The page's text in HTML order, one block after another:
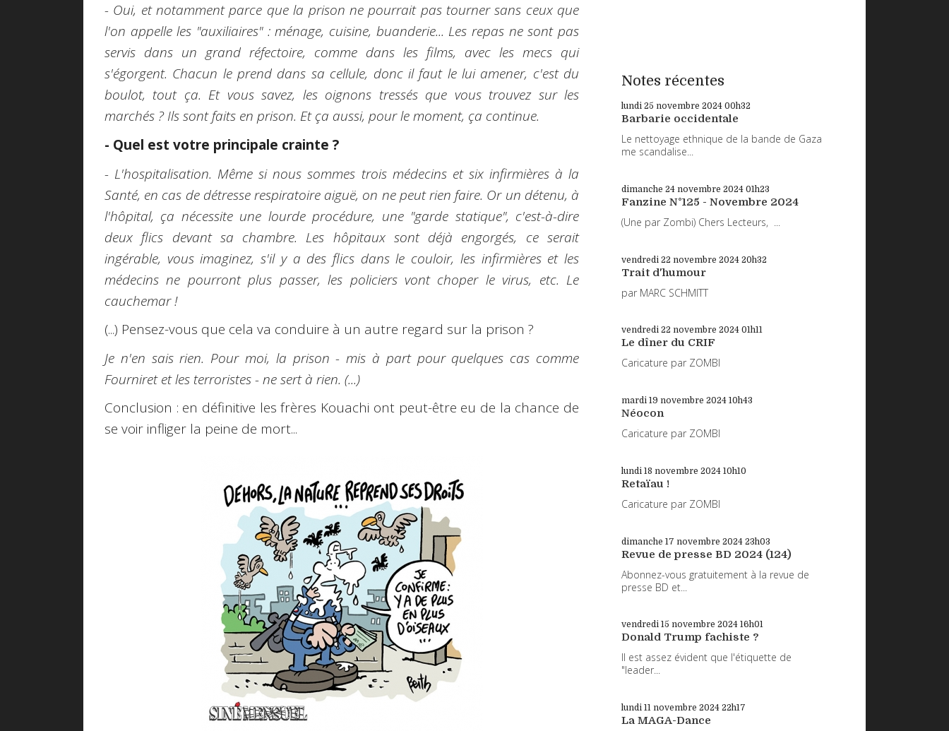
- Oui, et notamment parce que la prison ne pourrait pas tourner sans ceux que
l'on appelle les "auxiliaires" : ménage, cuisine, buanderie... Les repas ne sont pas
servis dans un grand réfectoire, comme dans les films, avec les mecs qui
s'égorgent. Chacun le prend dans sa cellule, donc il faut le lui amener, c'est du
boulot, tout ça. Et vous savez, les oignons tressés que vous trouvez sur les
marchés ? Ils sont faits en prison. Et ça aussi, pour le moment, ça continue.
- Quel est votre principale crainte ?
- L'hospitalisation. Même si nous sommes trois médecins et six infirmières à la
Santé, en cas de détresse respiratoire aiguë, on ne peut rien faire. Or un détenu, à
l'hôpital, ça nécessite une lourde procédure, une "garde statique", c'est-à-dire
deux flics devant sa chambre. Les hôpitaux sont déjà engorgés, ce serait
ingérable, vous imaginez, s'il y a des flics dans le couloir, les infirmières et les
médecins ne pourront plus passer, les policiers vont choper le virus, etc. Le
cauchemar !
(...) Pensez-vous que cela va conduire à un autre regard sur la prison ?
Je n'en sais rien. Pour moi, la prison - mis à part pour quelques cas comme
Fourniret et les terroristes - ne sert à rien. (...)
Conclusion : en définitive les frères Kouachi ont peut-être eu de la chance de
se voir infliger la peine de mort...
Notes récentes
lundi 25 novembre 2024 00h32
Barbarie occidentale
Le nettoyage ethnique de la bande de Gaza
me scandalise...
dimanche 24 novembre 2024 01h23
Fanzine N°125 - Novembre 2024
(Une par Zombi) Chers Lecteurs, ...
vendredi 22 novembre 2024 20h32
Trait d'humour
par MARC SCHMITT
vendredi 22 novembre 2024 01h11
Le dîner du CRIF
Caricature par ZOMBI
mardi 19 novembre 2024 10h43
Néocon
Caricature par ZOMBI
lundi 18 novembre 2024 10h10
Retaïau !
Caricature par ZOMBI
dimanche 17 novembre 2024 23h03
Revue de presse BD 2024 (124)
Abonnez-vous gratuitement à la revue de
presse BD et...
vendredi 15 novembre 2024 16h01
Donald Trump fachiste ?
Il est assez évident que l'étiquette de
"leader...
lundi 11 novembre 2024 22h17
La MAGA-Dance